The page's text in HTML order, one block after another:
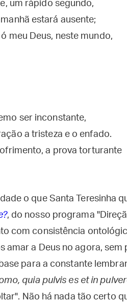
um rápido segundo,
estará ausente;
meu Deus, neste mundo,
ser inconstante,
a tristeza e o enfado.
a prova torturante
o que Santa Teresinha
, do nosso programa
com consistência
amar a Deus no agora,
para a constante
quia pulvis es et in
Não há nada tão certo